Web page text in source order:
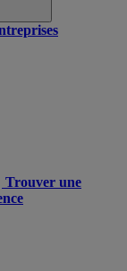
Trouver une